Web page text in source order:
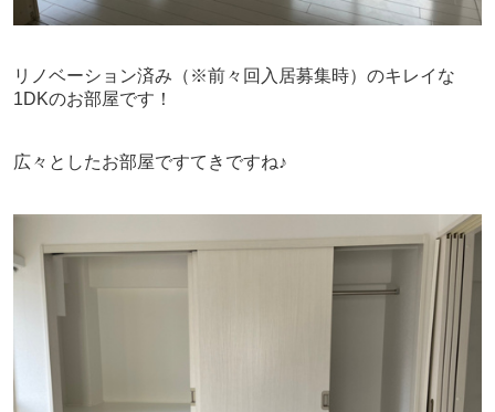
リノベーション済み（ ※前々回入居募集時） のキレイな
1DKのお部屋です！
広々としたお部屋ですてきですね♪